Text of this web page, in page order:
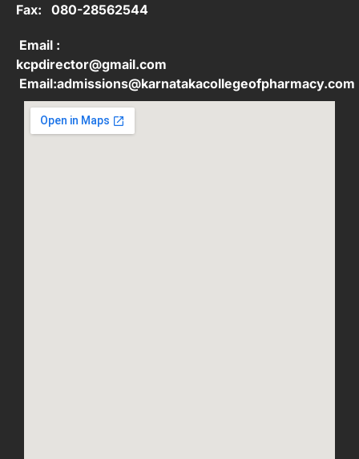
Fax: 080-28562544
Email :
kcpdirector@gmail.com
Email:admissions@karnatakacollegeofpharmacy.com